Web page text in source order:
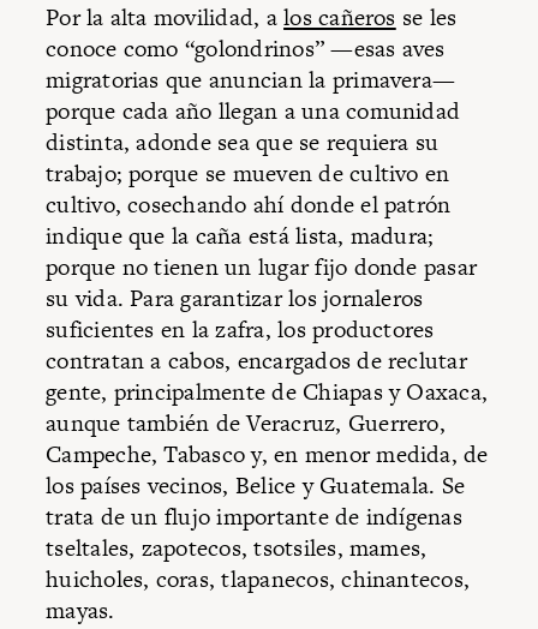
Por la alta movilidad, alos cañeros se les
conoce como “golondrinos” —esas aves
migratorias que anuncian la primavera—
porque cada año llegan a una comunidad
distinta, adonde sea que se requiera su
trabajo; porque se mueven de cultivo en
cultivo, cosechando ahí donde el patrón
indique que la caña está lista, madura;
porque no tienen un lugar fijo donde pasar
su vida. Para garantizar los jornaleros
suficientes en la zafra, los productores
contratan a cabos, encargados de reclutar
gente, principalmente de Chiapas y Oaxaca,
aunque también de Veracruz, Guerrero,
Campeche, Tabasco y, en menor medida, de
los países vecinos, Belice y Guatemala. Se
trata de un flujo importante de indígenas
tseltales, zapotecos, tsotsiles, mames,
huicholes, coras, tlapanecos, chinantecos,
mayas.